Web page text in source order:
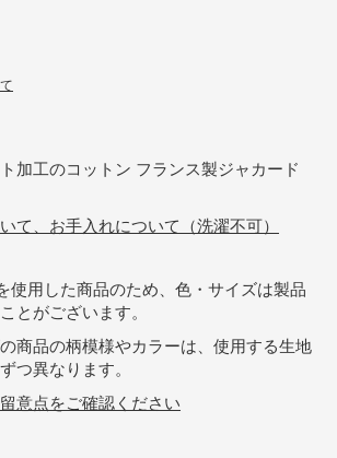
加工のコットン フランス製ジャカード
て、お手入れについて（洗濯不可）
使用した商品のため、色・サイズは製品
とがございます。
商品の柄模様やカラーは、使用する生地
つ異なります。
意点をご確認ください